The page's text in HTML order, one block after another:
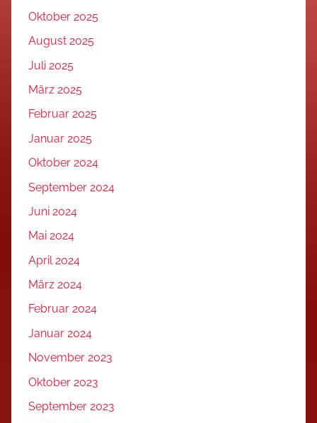
Oktober 2025
August 2025
Juli 2025
März 2025
Februar 2025
Januar 2025
Oktober 2024
September 2024
Juni 2024
Mai 2024
April 2024
März 2024
Februar 2024
Januar 2024
November 2023
Oktober 2023
September 2023